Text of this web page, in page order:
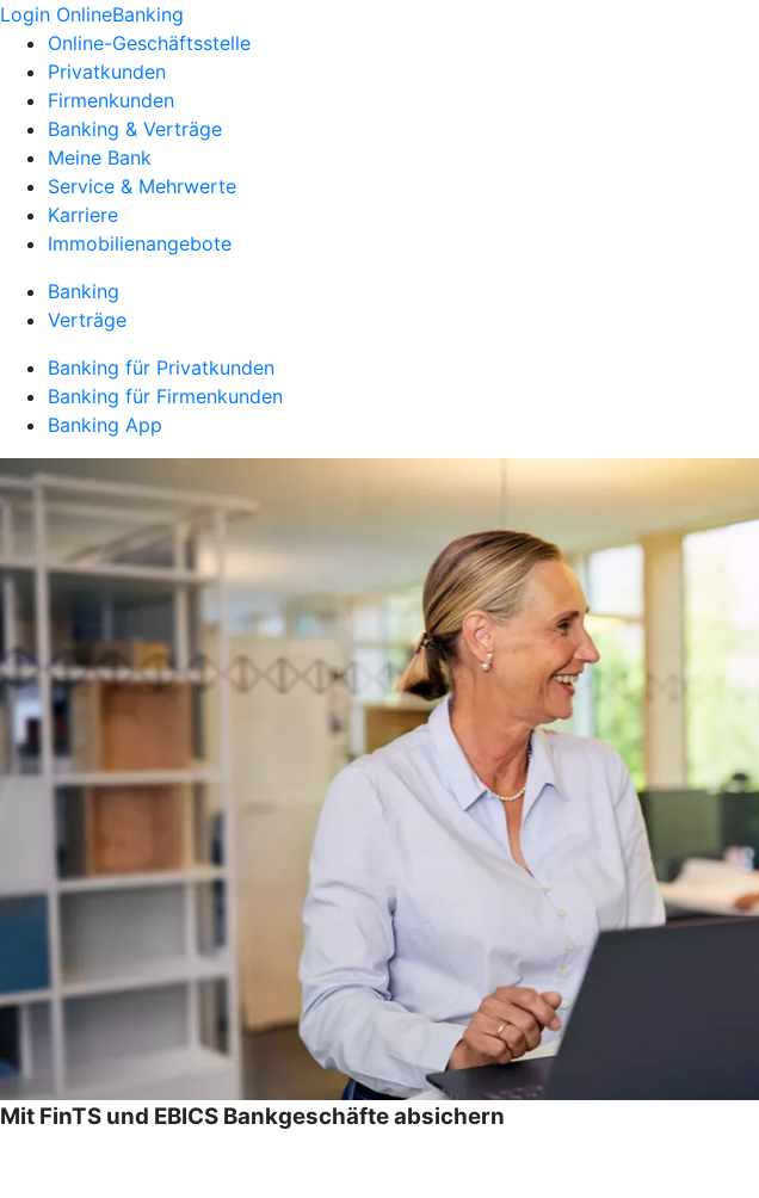
Login OnlineBanking
Online-Geschäftsstelle
Privatkunden
Firmenkunden
Banking & Verträge
Meine Bank
Service & Mehrwerte
Karriere
Immobilienangebote
Banking
Verträge
Banking für Privatkunden
Banking für Firmenkunden
Banking App
Mit FinTS und EBICS Bankgeschäfte absichern